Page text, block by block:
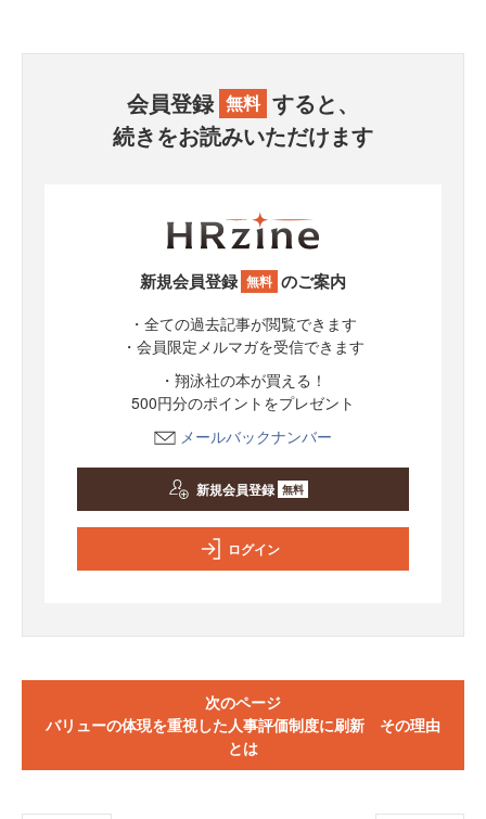
会員登録 無料 すると、
続きをお読みいただけます
新規会員登録 無料 のご案内
・全ての過去記事が閲覧できます
・会員限定メルマガを受信できます
・翔泳社の本が買える！
500円分のポイントをプレゼント
メールバックナンバー
新規会員登録 無料
ログイン
次のページ
バリューの体現を重視した人事評価制度に刷新 その理由
とは